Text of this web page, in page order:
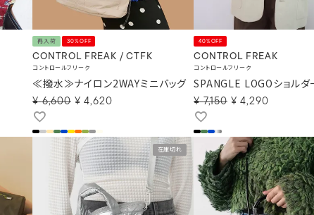
再入荷 30%OFF
CONTROL FREAK / CTFK
コントロールフリーク
≪撥水≫ナイロン2WAYミニバッグ
¥ 6,600 ¥ 4,620
40%OFF
CONTROL FREAK
コントロールフリーク
SPANGLE LOGOショルダ
¥ 7,150 ¥ 4,290
在庫切れ